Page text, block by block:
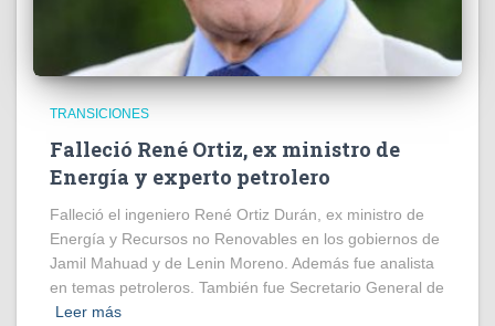
TRANSICIONES
Falleció René Ortiz, ex ministro de
Energía y experto petrolero
Falleció el ingeniero René Ortiz Durán, ex ministro de
Energía y Recursos no Renovables en los gobiernos de
Jamil Mahuad y de Lenin Moreno. Además fue analista
en temas petroleros. También fue Secretario General de
Leer más